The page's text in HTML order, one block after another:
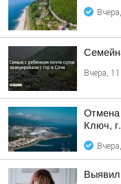
Вчера,
Отмена
Ключ,